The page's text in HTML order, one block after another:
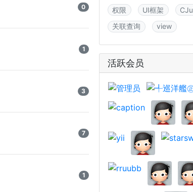
0
1
3
7
1
权限
UI框架
关联查询
view
活跃会员